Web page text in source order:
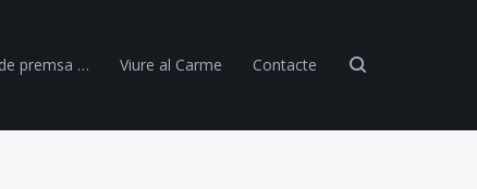
premsa … Viure al Carme Contacte